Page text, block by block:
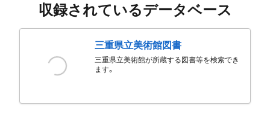
収録されているデータベース
三重県立美術館図書
三重県立美術館が所蔵する図書等を検索でき
ます。